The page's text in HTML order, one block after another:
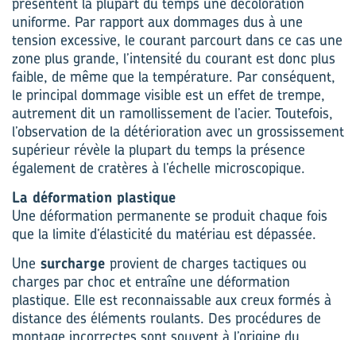
uniforme. Par rapport aux dommages dus à une
tension excessive, le courant parcourt dans ce cas une
zone plus grande, l’intensité du courant est donc plus
faible, de même que la température. Par conséquent,
le principal dommage visible est un effet de trempe,
autrement dit un ramollissement de l’acier. Toutefois,
l’observation de la détérioration avec un grossissement
supérieur révèle la plupart du temps la présence
également de cratères à l’échelle microscopique.
La déformation plastique
Une déformation permanente se produit chaque fois
que la limite d’élasticité du matériau est dépassée.
Une surcharge provient de charges tactiques ou
charges par choc et entraîne une déformation
plastique. Elle est reconnaissable aux creux formés à
distance des éléments roulants. Des procédures de